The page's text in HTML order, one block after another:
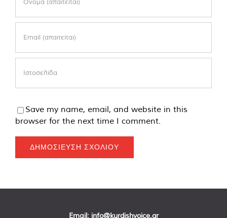
Save my name, email, and website in this
browser for the next time I comment.
Email: info@kurdishvoice.gr